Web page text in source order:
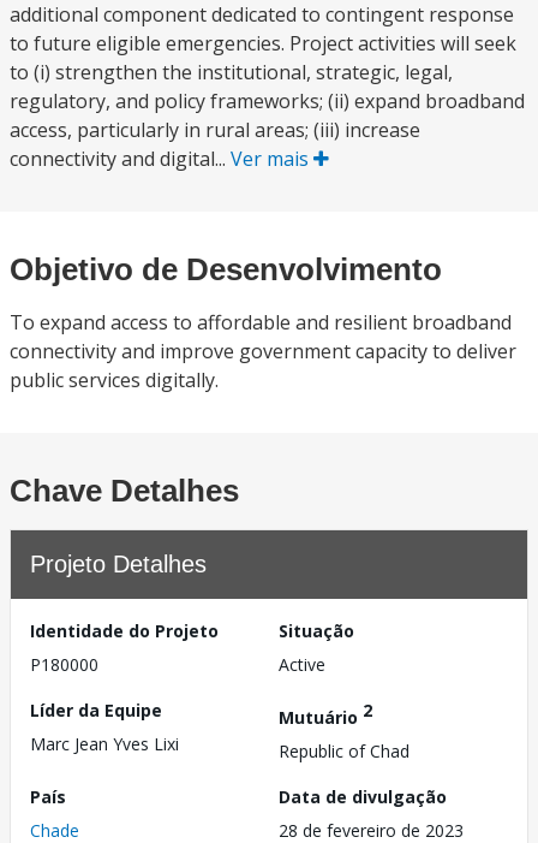
additional component dedicated to contingent response
to future eligible emergencies. Project activities will seek
to (i) strengthen the institutional, strategic, legal,
regulatory, and policy frameworks; (ii) expand broadband
access, particularly in rural areas; (iii) increase
connectivity and digital... Ver mais
Objetivo de Desenvolvimento
To expand access to affordable and resilient broadband
connectivity and improve government capacity to deliver
public services digitally.
Chave Detalhes
Projeto Detalhes
Identidade do Projeto
P180000
Situação
Active
Líder da Equipe
Marc Jean Yves Lixi
Mutuário 2
Republic of Chad
País
Chade
Data de divulgação
28 de fevereiro de 2023